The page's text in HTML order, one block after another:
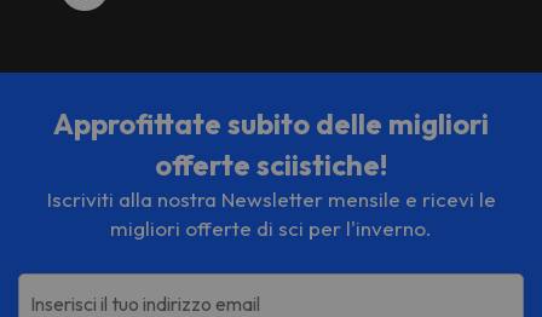
Approfittate subito delle migliori
offerte sciistiche!
Iscriviti alla nostra Newsletter mensile e ricevi le
migliori offerte di sci per l'inverno.
Inserisci il tuo indirizzo email